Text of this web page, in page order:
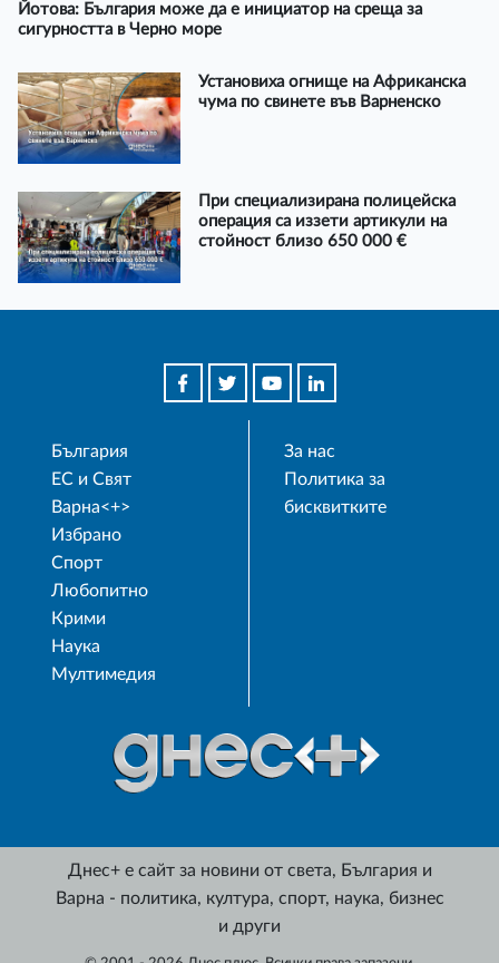
Йотова: България може да е инициатор на среща за
сигурността в Черно море
Установиха огнище на Африканска
чума по свинете във Варненско
При специализирана полицейска
операция са иззети артикули на
стойност близо 650 000 €
България
ЕС и Свят
Варна<+>
Избрано
Спорт
Любопитно
Крими
Наука
Мултимедия
За нас
Политика за
бисквитките
Днес+ е сайт за новини от света, България и
Варна - политика, култура, спорт, наука, бизнес
и други